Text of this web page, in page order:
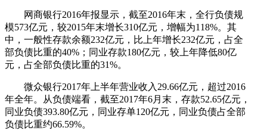
网商银行2016年报显示，截至2016年末，全行负债规
模573亿元，较2015年末增长310亿元，增幅为118%。其
中，一般性存款余额232亿元，比上年增长232亿元，占全
部负债比重的40%；同业存款180亿元，较上年降低80亿
元，占全部负债比重的31%。
微众银行2017年上半年营业收入29.66亿元，超过2016
年全年。从负债端看，截至2017年6月末，存款52.65亿元，
同业负债393.80亿元，同业存单120亿元，同业负债占全部
负债比重约66.59%。